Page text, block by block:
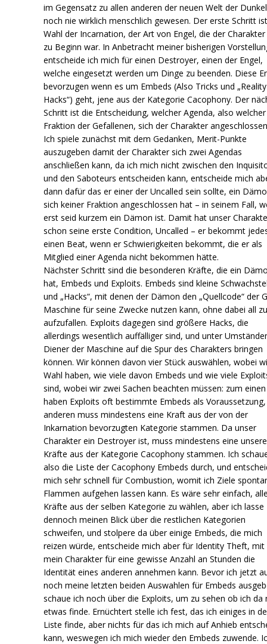
im Gegensatz zu allen anderen der neuen Welt der
noch nie wirklich menschlich gewesen. Der erste Schritt
Wahl der Incarnation, der Art von Engel, die der
zu Beginn war. In Anbetracht meiner bisherigen
entscheide ich mich für einen Destroyer, einen der Engel,
welche eingesetzt werden um Dinge zu beenden. Diese
bevorzugen wenn es um Embeds (Also Tricks und „Reality
Hacks“) geht, jene aus der Kategorie Cacophony. Der
Schritt ist die Entscheidung, welcher Agenda, also welcher
Fraktion der Gefallenen, sich der Charakter
Ich spiele zunächst mit dem Gedanken, Merit-Punkte
auszugeben damit der Charakter sich zwei Agendas
anschließen kann, da ich mich nicht zwischen den
und den Saboteurs entscheiden kann, entscheide mich
dann dafür das er einer der Uncalled sein sollte, ein
sich keiner Fraktion angeschlossen hat – in seinem Fall,
erst seid kurzem ein Dämon ist. Damit hat unser
schon seine erste Condition, Uncalled – er bekommt
einen Beat, wenn er Schwierigkeiten bekommt, die er als
Mitglied einer Agenda nicht bekommen hätte.
Nächster Schritt sind die besonderen Kräfte, die ein
hat, Embeds und Exploits. Embeds sind kleine
und „Hacks“, mit denen der Dämon den „Quellcode“ der
Maschine für seine Zwecke nutzen kann, ohne dabei all
aufzufallen. Exploits dagegen sind größere Hacks, die
allerdings wesentlich auffälliger sind, und unter
Diener der Maschine auf die Spur des Charakters bringen
können. Wir können davon vier Stück auswählen, wobei
Wahl haben, wie viele davon Embeds und wie viele
sind, wobei wir zwei Sachen beachten müssen: zum einen
haben Exploits oft bestimmte Embeds als
anderen muss mindestens eine Kraft aus der von der
Inkarnation bevorzugten Kategorie stammen. Da unser
Charakter ein Destroyer ist, muss mindestens eine
Kräfte aus der Kategorie Cacophony stammen. Ich
also die Liste der Cacophony Embeds durch, und
mich sehr schnell für Combustion, womit ich Ziele
Flammen aufgehen lassen kann. Es wäre sehr einfach,
Kräfte aus der selben Kategorie zu wählen, aber ich lasse
dennoch meinen Blick über die restlichen Kategorien
schweifen, und stolpere da über einige Embeds, die mich
reizen würde, entscheide mich aber für Identity Theft, mit
mein Charakter für eine gewisse Anzahl an Stunden die
Identität eines anderen annehmen kann. Bevor ich jetzt
noch meine letzten beiden Auswahlen für Embeds
schaue ich noch über die Exploits, um zu sehen ob ich da
etwas finde. Ernüchtert stelle ich fest, das ich einiges in
Liste finde, aber nichts für das ich mich auf Anhieb
kann, weswegen ich mich wieder den Embeds zuwende.